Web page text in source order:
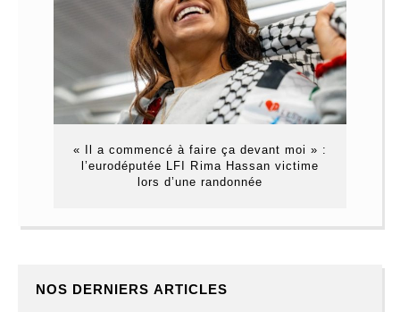
« Il a commencé à faire ça devant moi » :
l’eurodéputée LFI Rima Hassan victime
lors d’une randonnée
NOS DERNIERS ARTICLES